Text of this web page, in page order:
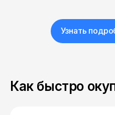
Узнать
Как быстро